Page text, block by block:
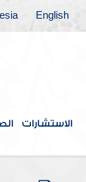
English
الاستشارات